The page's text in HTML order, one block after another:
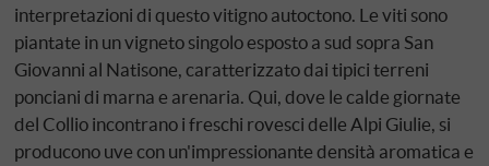
interpretazioni di questo vitigno autoctono. Le viti sono
piantate in un vigneto singolo esposto a sud sopra San
Giovanni al Natisone, caratterizzato dai tipici terreni
ponciani di marna e arenaria. Qui, dove le calde giornate
del Collio incontrano i freschi rovesci delle Alpi Giulie, si
producono uve con un'impressionante densità aromatica e